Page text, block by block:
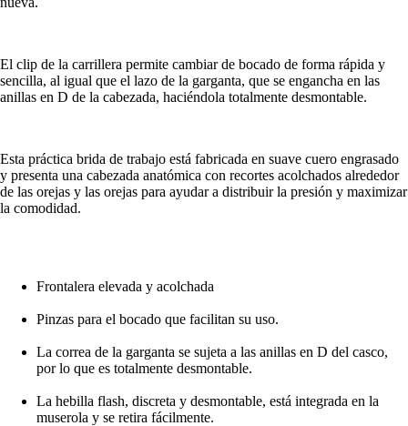
El clip de la carrillera permite cambiar de bocado de forma rápida y
sencilla, al igual que el lazo de la garganta, que se engancha en las
anillas en D de la cabezada, haciéndola totalmente desmontable.
Esta práctica brida de trabajo está fabricada en suave cuero engrasado
y presenta una cabezada anatómica con recortes acolchados alrededor
de las orejas y las orejas para ayudar a distribuir la presión y maximizar
la comodidad.
Frontalera elevada y acolchada
Pinzas para el bocado que facilitan su uso.
La correa de la garganta se sujeta a las anillas en D del casco,
por lo que es totalmente desmontable.
La hebilla flash, discreta y desmontable, está integrada en la
muserola y se retira fácilmente.